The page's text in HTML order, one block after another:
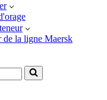
de la ligne Maersk